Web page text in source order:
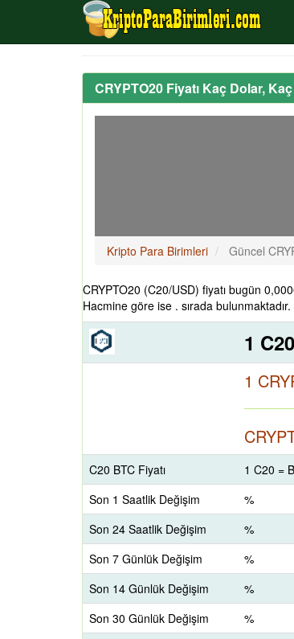
CRYPTO20 Fiyatı Kaç Dolar,
Kripto Para Birimleri Güncel
CRYPTO20 (C20/USD) fiyatı bugün
Hacmine göre ise . sırada
1
1
C20 BTC Fiyatı
1 C20 =
Son 1 Saatlik Değişim
%
Son 24 Saatlik Değişim
%
Son 7 Günlük Değişim
%
Son 14 Günlük Değişim
%
Son 30 Günlük Değişim
%